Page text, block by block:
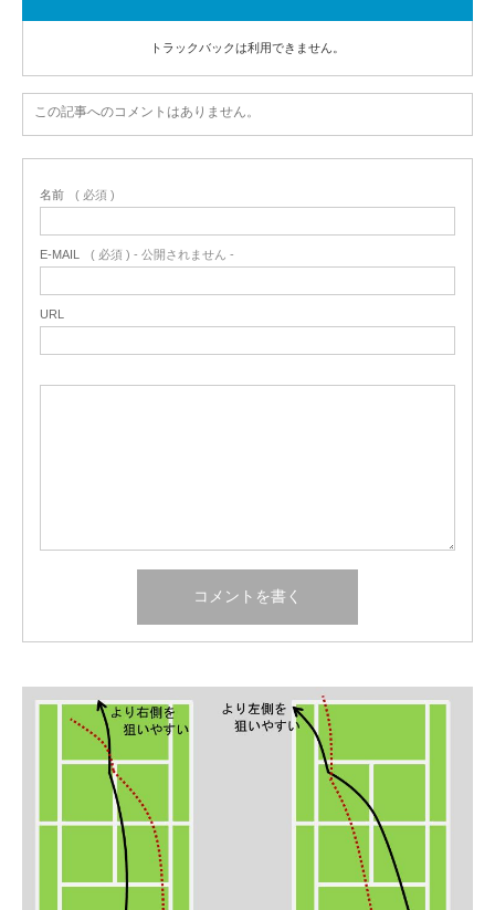
トラックバックは利用できません。
この記事へのコメントはありません。
名前 ( 必須 )
E-MAIL ( 必須 ) - 公開されません -
URL